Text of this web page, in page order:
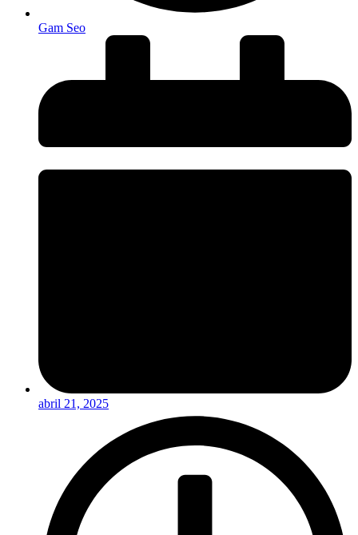
Gam Seo
abril 21, 2025